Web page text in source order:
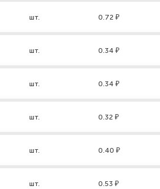
шт. 0.72 ₽
шт. 0.34 ₽
шт. 0.34 ₽
шт. 0.32 ₽
шт. 0.40 ₽
шт. 0.53 ₽